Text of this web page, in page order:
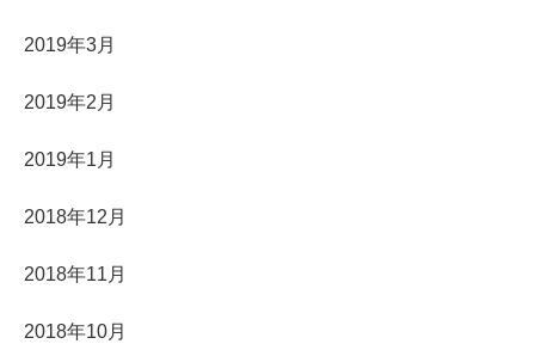
2019年3月
2019年2月
2019年1月
2018年12月
2018年11月
2018年10月